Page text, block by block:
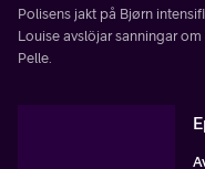
Polisens jakt på Bjørn
Louise avslöjar sanningar
Pelle.